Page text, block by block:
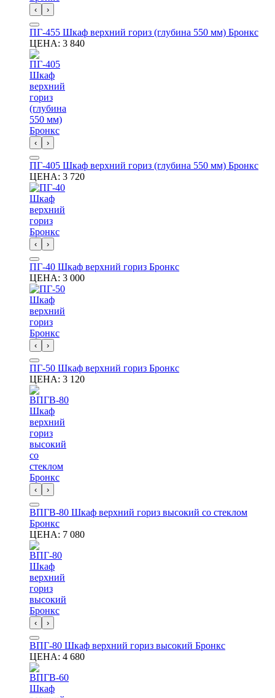
‹ ›
ПГ-455 Шкаф верхний гориз (глубина 550 мм) Бронкс
ЦЕНА: 3 840
‹ ›
ПГ-405 Шкаф верхний гориз (глубина 550 мм) Бронкс
ЦЕНА: 3 720
‹ ›
ПГ-40 Шкаф верхний гориз Бронкс
ЦЕНА: 3 000
‹ ›
ПГ-50 Шкаф верхний гориз Бронкс
ЦЕНА: 3 120
‹ ›
ВПГВ-80 Шкаф верхний гориз высокий со стеклом
Бронкс
ЦЕНА: 7 080
‹ ›
ВПГ-80 Шкаф верхний гориз высокий Бронкс
ЦЕНА: 4 680